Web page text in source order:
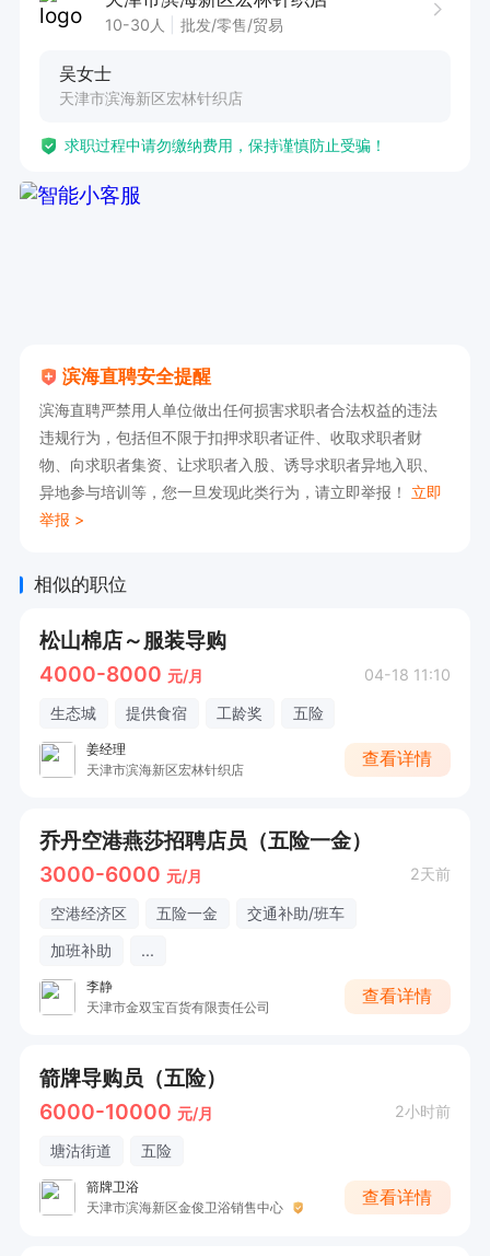
10-30人 批发/零售/贸易
吴女士
天津市滨海新区宏林针织店
求职过程中请勿缴纳费用，保持谨慎防止受骗！
滨海直聘安全提醒
滨海直聘严禁用人单位做出任何损害求职者合法权益的违法
违规行为，包括但不限于扣押求职者证件、收取求职者财
物、向求职者集资、让求职者入股、诱导求职者异地入职、
异地参与培训等，您一旦发现此类行为，请立即举报！ 立即
举报 >
相似的职位
松山棉店～服装导购
4000-8000 元/月 04-18 11:10
生态城 提供食宿 工龄奖 五险
姜经理
天津市滨海新区宏林针织店
查看详情
乔丹空港燕莎招聘店员（五险一金）
3000-6000 元/月 2天前
空港经济区 五险一金
交通补助/班车
加班补助
...
李静
天津市金双宝百货有限责任公司
查看详情
箭牌导购员（五险）
6000-10000 元/月 2小时前
塘沽街道 五险
箭牌卫浴
天津市滨海新区金俊卫浴销售中心
查看详情